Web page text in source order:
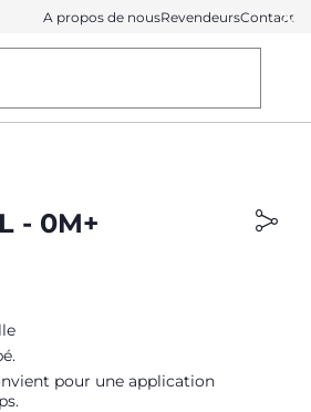
A propos de nousRevendeursContact
- 0M+
pour une application